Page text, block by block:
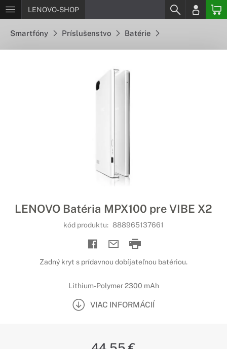
LENOVO-SHOP
Smartfóny Príslušenstvo Batérie
LENOVO Batéria MPX100 pre VIBE X2
kód produktu: 888965137661
Zadný kryt s prídavnou dobíjateľnou batériou.
Lithium-Polymer 2300 mAh
VIAC INFORMÁCIÍ